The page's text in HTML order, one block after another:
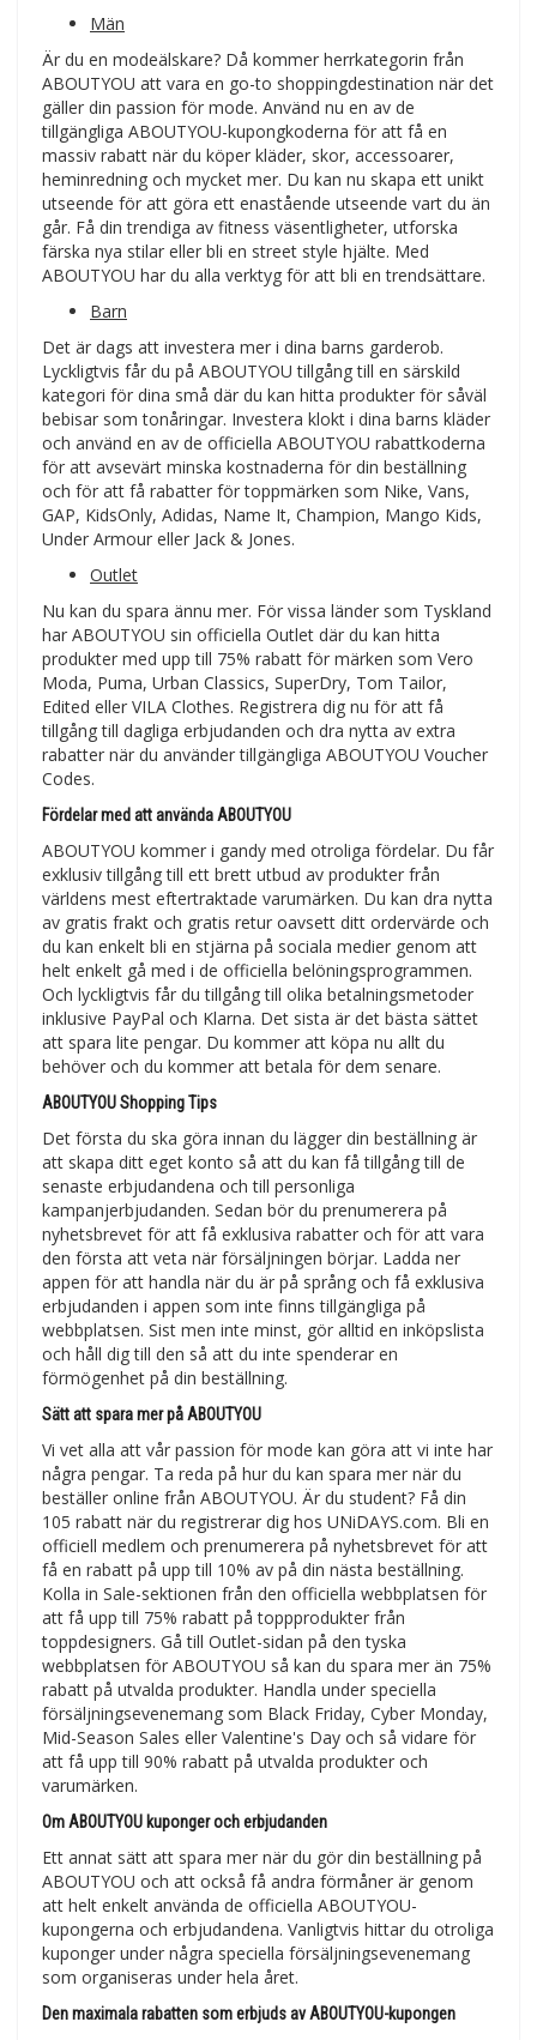
Män
Är du en modeälskare? Då kommer herrkategorin från
ABOUTYOU att vara en go-to shoppingdestination när det
gäller din passion för mode. Använd nu en av de
tillgängliga ABOUTYOU-kupongkoderna för att få en
massiv rabatt när du köper kläder, skor, accessoarer,
heminredning och mycket mer. Du kan nu skapa ett unikt
utseende för att göra ett enastående utseende vart du än
går. Få din trendiga av fitness väsentligheter, utforska
färska nya stilar eller bli en street style hjälte. Med
ABOUTYOU har du alla verktyg för att bli en trendsättare.
Barn
Det är dags att investera mer i dina barns garderob.
Lyckligtvis får du på ABOUTYOU tillgång till en särskild
kategori för dina små där du kan hitta produkter för såväl
bebisar som tonåringar. Investera klokt i dina barns kläder
och använd en av de officiella ABOUTYOU rabattkoderna
för att avsevärt minska kostnaderna för din beställning
och för att få rabatter för toppmärken som Nike, Vans,
GAP, KidsOnly, Adidas, Name It, Champion, Mango Kids,
Under Armour eller Jack & Jones.
Outlet
Nu kan du spara ännu mer. För vissa länder som Tyskland
har ABOUTYOU sin officiella Outlet där du kan hitta
produkter med upp till 75% rabatt för märken som Vero
Moda, Puma, Urban Classics, SuperDry, Tom Tailor,
Edited eller VILA Clothes. Registrera dig nu för att få
tillgång till dagliga erbjudanden och dra nytta av extra
rabatter när du använder tillgängliga ABOUTYOU Voucher
Codes.
Fördelar med att använda ABOUTYOU
ABOUTYOU kommer i gandy med otroliga fördelar. Du får
exklusiv tillgång till ett brett utbud av produkter från
världens mest eftertraktade varumärken. Du kan dra nytta
av gratis frakt och gratis retur oavsett ditt ordervärde och
du kan enkelt bli en stjärna på sociala medier genom att
helt enkelt gå med i de officiella belöningsprogrammen.
Och lyckligtvis får du tillgång till olika betalningsmetoder
inklusive PayPal och Klarna. Det sista är det bästa sättet
att spara lite pengar. Du kommer att köpa nu allt du
behöver och du kommer att betala för dem senare.
ABOUTYOU Shopping Tips
Det första du ska göra innan du lägger din beställning är
att skapa ditt eget konto så att du kan få tillgång till de
senaste erbjudandena och till personliga
kampanjerbjudanden. Sedan bör du prenumerera på
nyhetsbrevet för att få exklusiva rabatter och för att vara
den första att veta när försäljningen börjar. Ladda ner
appen för att handla när du är på språng och få exklusiva
erbjudanden i appen som inte finns tillgängliga på
webbplatsen. Sist men inte minst, gör alltid en inköpslista
och håll dig till den så att du inte spenderar en
förmögenhet på din beställning.
Sätt att spara mer på ABOUTYOU
Vi vet alla att vår passion för mode kan göra att vi inte har
några pengar. Ta reda på hur du kan spara mer när du
beställer online från ABOUTYOU. Är du student? Få din
105 rabatt när du registrerar dig hos UNiDAYS.com. Bli en
officiell medlem och prenumerera på nyhetsbrevet för att
få en rabatt på upp till 10% av på din nästa beställning.
Kolla in Sale-sektionen från den officiella webbplatsen för
att få upp till 75% rabatt på toppprodukter från
toppdesigners. Gå till Outlet-sidan på den tyska
webbplatsen för ABOUTYOU så kan du spara mer än 75%
rabatt på utvalda produkter. Handla under speciella
försäljningsevenemang som Black Friday, Cyber Monday,
Mid-Season Sales eller Valentine's Day och så vidare för
att få upp till 90% rabatt på utvalda produkter och
varumärken.
Om ABOUTYOU kuponger och erbjudanden
Ett annat sätt att spara mer när du gör din beställning på
ABOUTYOU och att också få andra förmåner är genom
att helt enkelt använda de officiella ABOUTYOU-
kupongerna och erbjudandena. Vanligtvis hittar du otroliga
kuponger under några speciella försäljningsevenemang
som organiseras under hela året.
Den maximala rabatten som erbjuds av ABOUTYOU-kupongen